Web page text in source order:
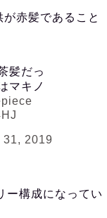
赤髪であること
髪だっ
マキノ
31, 2019
ー構成になってい